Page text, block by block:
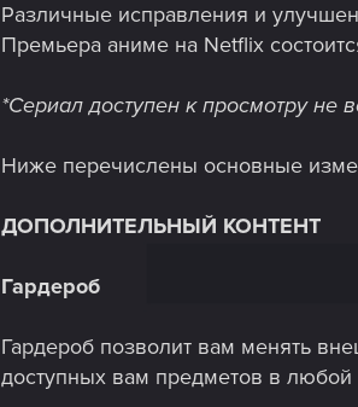
Различные исправления и
Премьера аниме на Netflix
*Сериал доступен к просмотру не
Ниже перечислены основные
ДОПОЛНИТЕЛЬНЫЙ КОНТЕНТ
Гардероб
Гардероб позволит вам менять
доступных вам предметов в